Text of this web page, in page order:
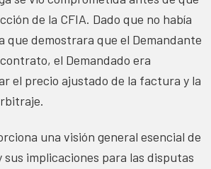
de la CFIA. Dado que no había
que demostrara que el Demandante
el Demandado era
el precio ajustado de la factura y la
una visión general esencial de
implicaciones para las disputas